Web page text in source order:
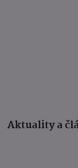
Aktuality a